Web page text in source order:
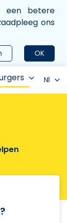
een betere
ons
OK
Nl